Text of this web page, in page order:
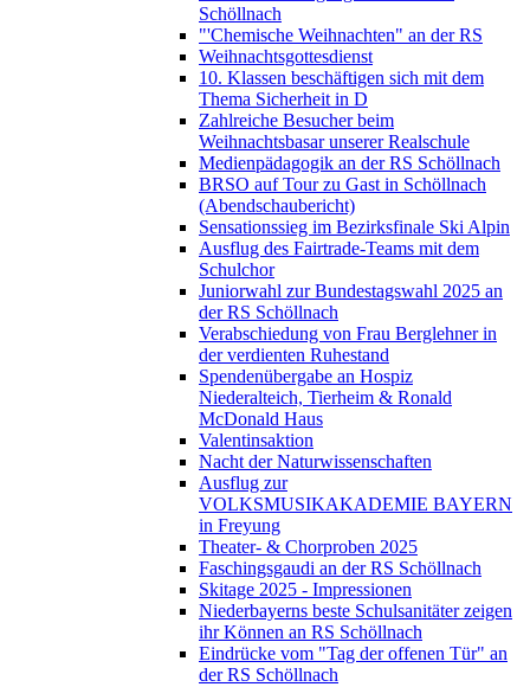
Schöllnach
"'Chemische Weihnachten" an der RS
Weihnachtsgottesdienst
10. Klassen beschäftigen sich mit dem
Thema Sicherheit in D
Zahlreiche Besucher beim
Weihnachtsbasar unserer Realschule
Medienpädagogik an der RS Schöllnach
BRSO auf Tour zu Gast in Schöllnach
(Abendschaubericht)
Sensationssieg im Bezirksfinale Ski Alpin
Ausflug des Fairtrade-Teams mit dem
Schulchor
Juniorwahl zur Bundestagswahl 2025 an
der RS Schöllnach
Verabschiedung von Frau Berglehner in
der verdienten Ruhestand
Spendenübergabe an Hospiz
Niederalteich, Tierheim & Ronald
McDonald Haus
Valentinsaktion
Nacht der Naturwissenschaften
Ausflug zur
VOLKSMUSIKAKADEMIE BAYERN
in Freyung
Theater- & Chorproben 2025
Faschingsgaudi an der RS Schöllnach
Skitage 2025 - Impressionen
Niederbayerns beste Schulsanitäter zeigen
ihr Können an RS Schöllnach
Eindrücke vom "Tag der offenen Tür" an
der RS Schöllnach